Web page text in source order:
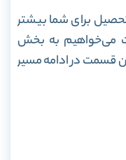
برای شما بیشتر
می‌خواهیم به بخش
قسمت در ادامه مسیر